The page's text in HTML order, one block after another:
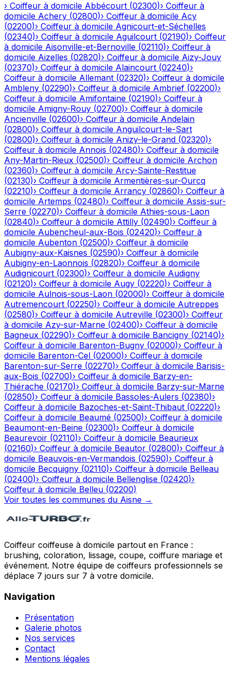
› Coiffeur à domicile Abbécourt (02300)› Coiffeur à
domicile Achery (02800)› Coiffeur à domicile Acy
(02200)› Coiffeur à domicile Agnicourt-et-Séchelles
(02340)› Coiffeur à domicile Aguilcourt (02190)› Coiffeur
à domicile Aisonville-et-Bernoville (02110)› Coiffeur à
domicile Aizelles (02820)› Coiffeur à domicile Aizy-Jouy
(02370)› Coiffeur à domicile Alaincourt (02240)›
Coiffeur à domicile Allemant (02320)› Coiffeur à domicile
Ambleny (02290)› Coiffeur à domicile Ambrief (02200)›
Coiffeur à domicile Amifontaine (02190)› Coiffeur à
domicile Amigny-Rouy (02700)› Coiffeur à domicile
Ancienville (02600)› Coiffeur à domicile Andelain
(02800)› Coiffeur à domicile Anguilcourt-le-Sart
(02800)› Coiffeur à domicile Anizy-le-Grand (02320)›
Coiffeur à domicile Annois (02480)› Coiffeur à domicile
Any-Martin-Rieux (02500)› Coiffeur à domicile Archon
(02360)› Coiffeur à domicile Arcy-Sainte-Restitue
(02130)› Coiffeur à domicile Armentières-sur-Ourcq
(02210)› Coiffeur à domicile Arrancy (02860)› Coiffeur à
domicile Artemps (02480)› Coiffeur à domicile Assis-sur-
Serre (02270)› Coiffeur à domicile Athies-sous-Laon
(02840)› Coiffeur à domicile Attilly (02490)› Coiffeur à
domicile Aubencheul-aux-Bois (02420)› Coiffeur à
domicile Aubenton (02500)› Coiffeur à domicile
Aubigny-aux-Kaisnes (02590)› Coiffeur à domicile
Aubigny-en-Laonnois (02820)› Coiffeur à domicile
Audignicourt (02300)› Coiffeur à domicile Audigny
(02120)› Coiffeur à domicile Augy (02220)› Coiffeur à
domicile Aulnois-sous-Laon (02000)› Coiffeur à domicile
Autremencourt (02250)› Coiffeur à domicile Autreppes
(02580)› Coiffeur à domicile Autreville (02300)› Coiffeur
à domicile Azy-sur-Marne (02400)› Coiffeur à domicile
Bagneux (02290)› Coiffeur à domicile Bancigny (02140)›
Coiffeur à domicile Barenton-Bugny (02000)› Coiffeur à
domicile Barenton-Cel (02000)› Coiffeur à domicile
Barenton-sur-Serre (02270)› Coiffeur à domicile Barisis-
aux-Bois (02700)› Coiffeur à domicile Barzy-en-
Thiérache (02170)› Coiffeur à domicile Barzy-sur-Marne
(02850)› Coiffeur à domicile Bassoles-Aulers (02380)›
Coiffeur à domicile Bazoches-et-Saint-Thibaut (02220)›
Coiffeur à domicile Beaumé (02500)› Coiffeur à domicile
Beaumont-en-Beine (02300)› Coiffeur à domicile
Beaurevoir (02110)› Coiffeur à domicile Beaurieux
(02160)› Coiffeur à domicile Beautor (02800)› Coiffeur à
domicile Beauvois-en-Vermandois (02590)› Coiffeur à
domicile Becquigny (02110)› Coiffeur à domicile Belleau
(02400)› Coiffeur à domicile Bellenglise (02420)›
Coiffeur à domicile Belleu (02200)
Voir toutes les communes du Aisne →
Coiffeur coiffeuse à domicile partout en France :
brushing, coloration, lissage, coupe, coiffure mariage et
événement. Notre équipe de coiffeurs professionnels se
déplace 7 jours sur 7 à votre domicile.
Navigation
Présentation
Galerie photos
Nos services
Contact
Mentions légales